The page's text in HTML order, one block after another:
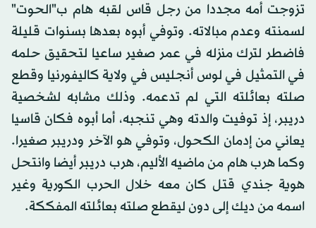
تزوجت أمه مجددا من رجل قاس لقبه هام ب"الحوت"
لسمنته وعدم مبالاته. وتوفي أبوه بعدها بسنوات قليلة
فاضطر لترك منزله في عمر صغير ساعيا لتحقيق حلمه
في التمثيل في لوس أنجليس في ولاية كاليفورنيا وقطع
صلته بعائلته التي لم تدعمه. وذلك مشابه لشخصية
دريبر، إذ توفيت والدته وهي تنجبه، أما أبوه فكان قاسيا
يعاني من إدمان الكحول، وتوفي هو الآخر ودريبر صغيرا.
وكما هرب هام من ماضيه الأليم، هرب دريبر أيضا وانتحل
هوية جندي قتل كان معه خلال الحرب الكورية وغير
اسمه من ديك إلى دون ليقطع صلته بعائلته المفككة.